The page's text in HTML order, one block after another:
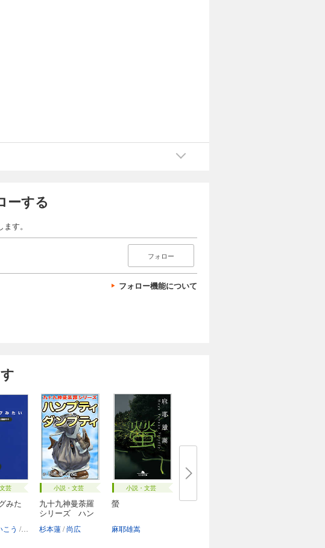
ーする
す。
フォロー
フォロー機能について
芸
みた
こう 岡崎京子
小説・文芸
九十九神曼荼羅
シリーズ ハン
杉本蓮 尚広
小説・文芸
螢
麻耶雄嵩